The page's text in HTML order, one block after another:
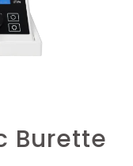
Burette